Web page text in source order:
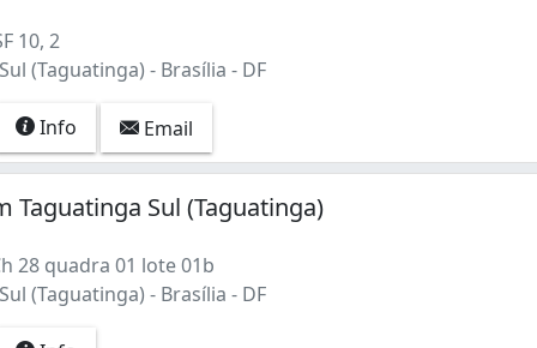
(1)
Claras) (4)
10, 2
(Taguatinga) - Brasília - DF
Info Email
Taguatinga Sul (Taguatinga)
28 quadra 01 lote 01b
(Taguatinga) - Brasília - DF